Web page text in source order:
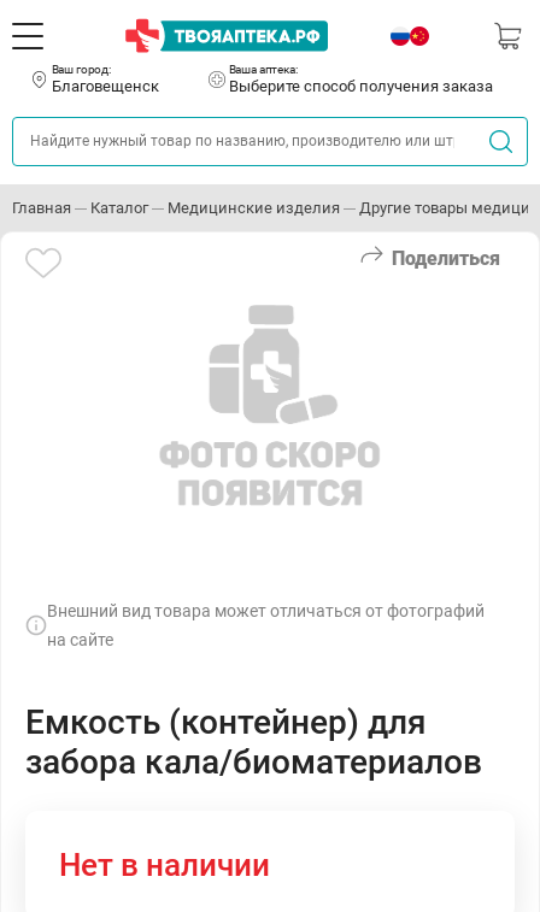
Ваш город:
Благовещенск
Ваша аптека:
Выберите способ получения заказа
Главная Каталог Медицинские изделия Другие товары
Поделиться
Внешний вид товара может отличаться от фотографий
на сайте
Емкость (контейнер) для
забора кала/биоматериалов
Нет в наличии